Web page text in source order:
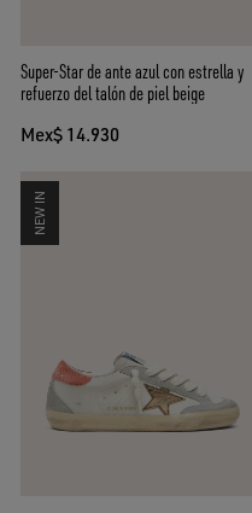
Super-Star de ante azul con estrella y
refuerzo del talón de piel beige
Mex$ 14.930
NEW IN